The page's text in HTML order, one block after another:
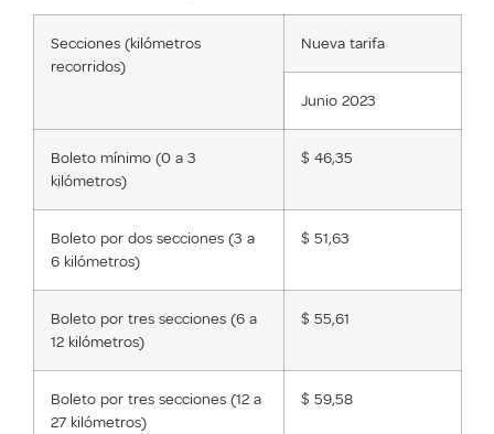
Secciones (kilómetros
recorridos)
Nueva tarifa
Junio 2023
Boleto mínimo (0 a 3
kilómetros)
$ 46,35
Boleto por dos secciones (3 a
6 kilómetros)
$ 51,63
Boleto por tres secciones (6 a
12 kilómetros)
$ 55,61
Boleto por tres secciones (12 a
27 kilómetros)
$ 59,58